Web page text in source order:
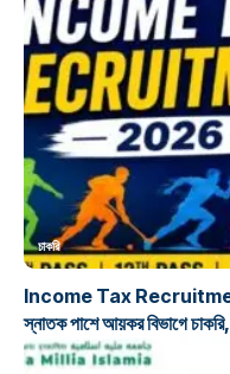
চাকরি
Income Tax Recruitment
স্নাতক পাশে আয়কর বিভাগে